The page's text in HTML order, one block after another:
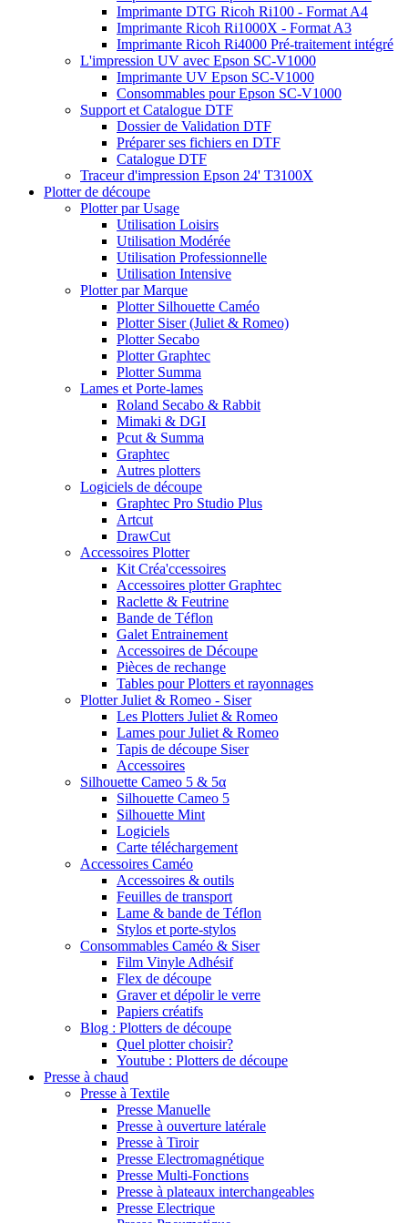
Imprimante DTG Ricoh Ri100 - Format A4
Imprimante Ricoh Ri1000X - Format A3
Imprimante Ricoh Ri4000 Pré-traitement intégré
L'impression UV avec Epson SC-V1000
Imprimante UV Epson SC-V1000
Consommables pour Epson SC-V1000
Support et Catalogue DTF
Dossier de Validation DTF
Préparer ses fichiers en DTF
Catalogue DTF
Traceur d'impression Epson 24' T3100X
Plotter de découpe
Plotter par Usage
Utilisation Loisirs
Utilisation Modérée
Utilisation Professionnelle
Utilisation Intensive
Plotter par Marque
Plotter Silhouette Caméo
Plotter Siser (Juliet & Romeo)
Plotter Secabo
Plotter Graphtec
Plotter Summa
Lames et Porte-lames
Roland Secabo & Rabbit
Mimaki & DGI
Pcut & Summa
Graphtec
Autres plotters
Logiciels de découpe
Graphtec Pro Studio Plus
Artcut
DrawCut
Accessoires Plotter
Kit Créa'ccessoires
Accessoires plotter Graphtec
Raclette & Feutrine
Bande de Téflon
Galet Entrainement
Accessoires de Découpe
Pièces de rechange
Tables pour Plotters et rayonnages
Plotter Juliet & Romeo - Siser
Les Plotters Juliet & Romeo
Lames pour Juliet & Romeo
Tapis de découpe Siser
Accessoires
Silhouette Cameo 5 & 5α
Silhouette Cameo 5
Silhouette Mint
Logiciels
Carte téléchargement
Accessoires Caméo
Accessoires & outils
Feuilles de transport
Lame & bande de Téflon
Stylos et porte-stylos
Consommables Caméo & Siser
Film Vinyle Adhésif
Flex de découpe
Graver et dépolir le verre
Papiers créatifs
Blog : Plotters de découpe
Quel plotter choisir?
Youtube : Plotters de découpe
Presse à chaud
Presse à Textile
Presse Manuelle
Presse à ouverture latérale
Presse à Tiroir
Presse Electromagnétique
Presse Multi-Fonctions
Presse à plateaux interchangeables
Presse Electrique